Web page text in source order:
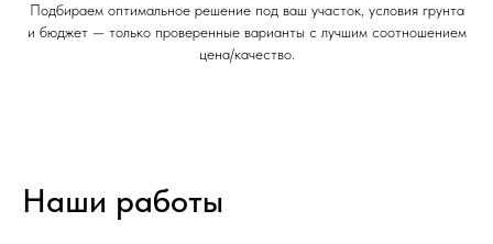
Подбираем оптимальное решение под ваш участок, условия грунта
и бюджет — только проверенные варианты с лучшим соотношением
цена/качество.
Наши работы